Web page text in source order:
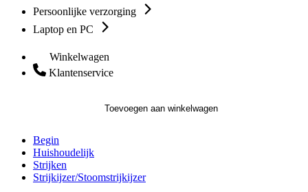
Persoonlijke verzorging
Laptop en PC
Winkelwagen
Klantenservice
Toevoegen aan winkelwagen
Begin
Huishoudelijk
Strijken
Strijkijzer/Stoomstrijkijzer